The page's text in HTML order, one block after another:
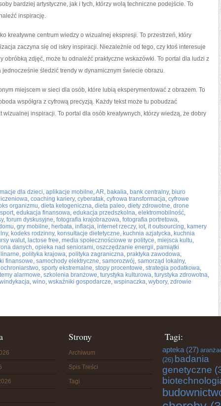
bardziej artystyczne, jak i tych, którzy wolą techniczne podejście. To
inspirację.
kreatywne centrum wiedzy o wizualnej ekspresji. To przestrzeń, który
zaczyna się od iskry inspiracji. Niezależnie od tego, czy ktoś interesuje
obróbką zdjęć, może tu odnaleźć praktyczne wskazówki. To portal dla ludzi z
jednocześnie śledzić trendy w dynamicznym świecie obrazu.
miejscem w sieci dla osób, które lubią eksperymentować z obrazem. To
współgra z cyfrową precyzją. Każdy tekst może tu pobudzać
wizualnej inspiracji. To portal dla osób kreatywnych, którzy wiedzą, że dobry
dla dzieci, aplikacje mobilne,AR, bakalia, bank centralny, biuro
, coaching kariery, cyberatak, cyfrowa transformacja, cyfrowe
organizmu, dieta ketogeniczna, dieta paleo, diety zdrowotne, drone
, edukacja finansowa, edukacja przedszkolna, elektromobilność,
, forum dyskusyjne, fotografia krajobrazowa, fotografia portretowa,
, gry mobilne, herbata, inflacja, internet rzeczy, iot, it outsourcing, kamery
, kodeks rodzinny, konsultacje dietetyczne, kuchnia azjatycka, kuchnia
walut, lactose free, media społecznościowe w polityce, miejsca kultu,
danych, opieka nad seniorami, oszczędzanie energii, pamiątki
, polityka krajowa, polityka zagraniczna, praktyka zawodowa,
finansowe, samochody elektryczne, samorozwój, samorząd lokalny,
, sporty ekstremalne, stopy procentowe, strategia podatkowa,
alarmowe, szkolenia branżowe, turystyka kulturowa, turystyka zdrowotna,
windykacja, wino, wskaźniki gospodarcze, wspinaczka, wybory, zdrowie
Strony
Archiwum
Spis Treści
Tagi
Tagi:
apteka (27)
(26) badania
genetyczne